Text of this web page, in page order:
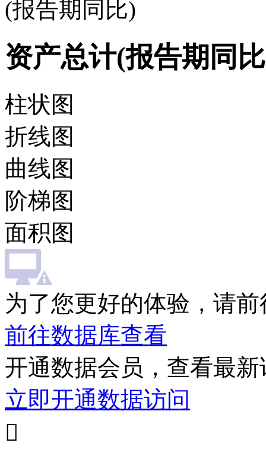
(报告期同比)
资产总计(报告期同
柱状图
折线图
曲线图
阶梯图
面积图
为了您更好的体验，请
前往数据库查看
开通数据会员，查看最
立即开通数据访问
